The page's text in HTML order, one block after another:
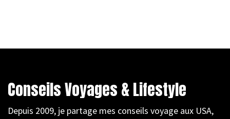
Conseils Voyages & Lifestyle
Depuis 2009, je partage mes conseils voyage aux USA,